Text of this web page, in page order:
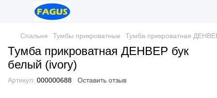
Спальня Тумбы прикроватные Тумба прикроватная
Тумба прикроватная ДЕНВЕР бук
белый (ivory)
Артикул: 000000688 Оставить отзыв